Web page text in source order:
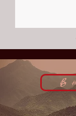
В